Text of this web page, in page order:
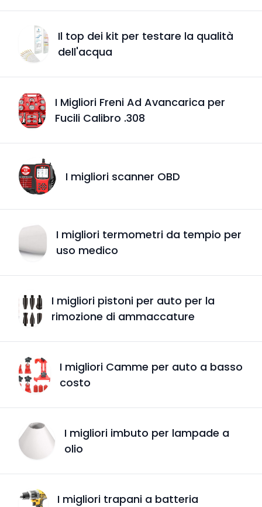
Il top dei kit per testare la qualità
dell'acqua
I Migliori Freni Ad Avancarica per
Fucili Calibro .308
I migliori scanner OBD
I migliori termometri da tempio per
uso medico
I migliori pistoni per auto per la
rimozione di ammaccature
I migliori Camme per auto a basso
costo
I migliori imbuto per lampade a
olio
I migliori trapani a batteria